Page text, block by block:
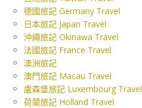
德國旅記 Germany Travel
日本旅記 Japan Travel
沖繩旅記 Okinawa Travel
法國旅記 France Travel
澳洲旅記
澳門旅記 Macau Travel
盧森堡旅記 Luxembourg Travel
荷蘭旅記 Holland Travel